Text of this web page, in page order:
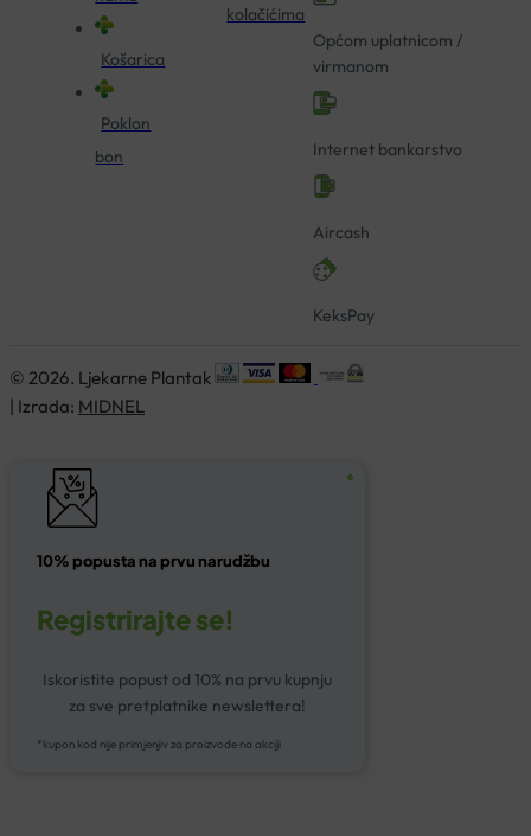
Košarica
Poklon
bon
kolačićima
Općom uplatnicom /
virmanom
Internet bankarstvo
Aircash
KeksPay
© 2026. Ljekarne Plantak
| Izrada: MIDNEL
10% popusta na prvu narudžbu
Registrirajte se!
Iskoristite popust od 10% na prvu kupnju
za sve pretplatnike newslettera!
*kupon kod nije primjenjiv za proizvode na akciji